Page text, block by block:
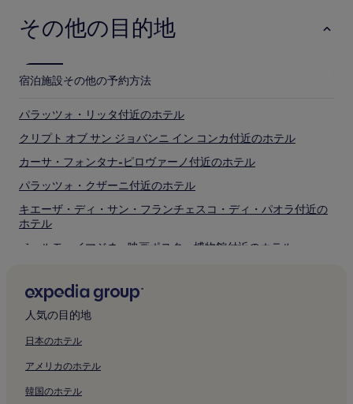
その他の目的地
宿泊施設その他の予約方法
パラッツォ・リッタ付近のホテル
クリプト オブ サン ジョバンニ イン コンカ付近のホテル
カーサ・フォンタナ-ピロヴァーノ付近のホテル
パラッツォ・クザーニ付近のホテル
キエーザ・ディ・サン・フランチェスコ・ディ・パオラ付近の
ホテル
フェルモ・イマジネ - 映画ポスター博物館付近のホテル
サンタ マリア アラ ポルタ教会付近のホテル
サン ジュゼッペ教会付近のホテル
ミラノのドゥオーモ付近のホテル
ヴィットリオ エマヌエーレ 2 世のガッレリア付近のホテル
センピオーネ公園付近のホテル
人気の目的地
日本のホテル
アメリカのホテル
韓国のホテル